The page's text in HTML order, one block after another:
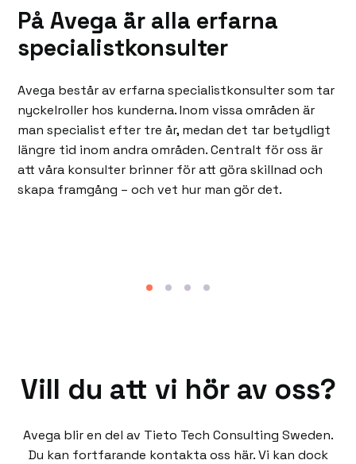
På Avega är alla erfarna
specialistkonsulter
Avega består av erfarna specialistkonsulter som tar
nyckelroller hos kunderna. Inom vissa områden är
man specialist efter tre år, medan det tar betydligt
längre tid inom andra områden. Centralt för oss är
att våra konsulter brinner för att göra skillnad och
skapa framgång – och vet hur man gör det.
Vill du att vi hör av oss?
Avega blir en del av Tieto Tech Consulting Sweden.
Du kan fortfarande kontakta oss här. Vi kan dock